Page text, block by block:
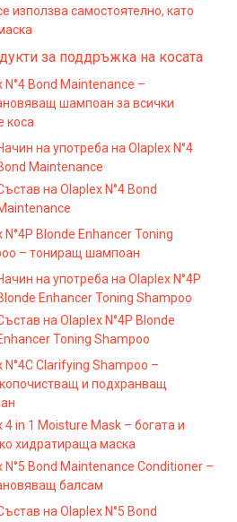
използва самостоятелно, като
за поддръжка на косата
N°4 Bond Maintenance –
шампоан за всички
коса
на употреба на Olaplex N°4
Maintenance
на Olaplex N°4 Bond
N°4P Blonde Enhancer Toning
– тониращ шампоан
на употреба на Olaplex N°4P
Enhancer Toning Shampoo
на Olaplex N°4P Blonde
Toning Shampoo
N°4C Clarifying Shampoo –
и подхранващ
4 in 1 Moisture Mask – богата и
хидратираща маска
N°5 Bond Maintenance Conditioner –
балсам
на Olaplex N°5 Bond